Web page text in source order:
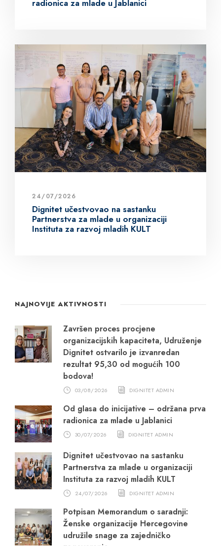
radionica za mlade u Jablanici
24/07/2026
Dignitet učestvovao na sastanku
Partnerstva za mlade u organizaciji
Instituta za razvoj mladih KULT
NAJNOVIJE AKTIVNOSTI
Završen proces procjene
organizacijskih kapaciteta, Udruženje
Dignitet ostvarilo je izvanredan
rezultat 95,30 od mogućih 100
bodova!
03/08/2026 DIGNITET ADMIN
Od glasa do inicijative – održana prva
radionica za mlade u Jablanici
30/07/2026 DIGNITET ADMIN
Dignitet učestvovao na sastanku
Partnerstva za mlade u organizaciji
Instituta za razvoj mladih KULT
24/07/2026 DIGNITET ADMIN
Potpisan Memorandum o saradnji:
Ženske organizacije Hercegovine
udružile snage za zajedničko